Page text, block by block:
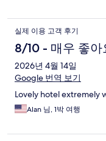
실제 이용 고객 후기
8/10 - 매우 좋아
2026년 4월 14일
Google 번역 보기
Lovely hotel extremely
Alan 님, 1박 여행